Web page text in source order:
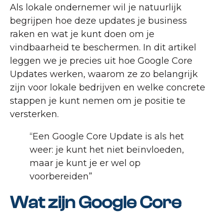
Als lokale ondernemer wil je natuurlijk
begrijpen hoe deze updates je business
raken en wat je kunt doen om je
vindbaarheid te beschermen. In dit artikel
leggen we je precies uit hoe Google Core
Updates werken, waarom ze zo belangrijk
zijn voor lokale bedrijven en welke concrete
stappen je kunt nemen om je positie te
versterken.
“Een Google Core Update is als het
weer: je kunt het niet beïnvloeden,
maar je kunt je er wel op
voorbereiden”
Wat zijn Google Core